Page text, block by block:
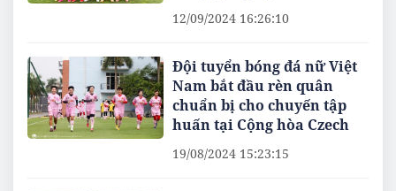
12/09/2024 16:26:10
Đội tuyển bóng đá nữ Việt
Nam bắt đầu rèn quân
chuẩn bị cho chuyến tập
huấn tại Cộng hòa Czech
19/08/2024 15:23:15